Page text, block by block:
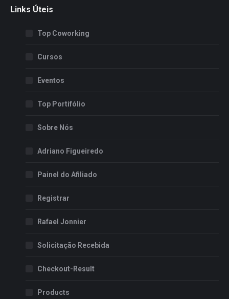
opens
window
opens
window
Links Úteis
Top Coworking
Cursos
Eventos
Top Portifólio
Sobre Nós
Adriano Figueiredo
Painel do Afiliado
Registrar
Rafael Jonnier
Solicitação Recebida
Checkout-Result
Products